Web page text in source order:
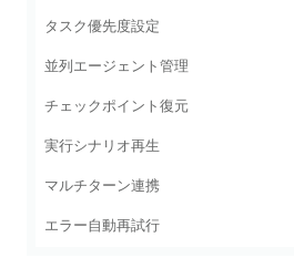
タスク優先度設定
並列エージェント管理
チェックポイント復元
実行シナリオ再生
マルチターン連携
エラー自動再試行